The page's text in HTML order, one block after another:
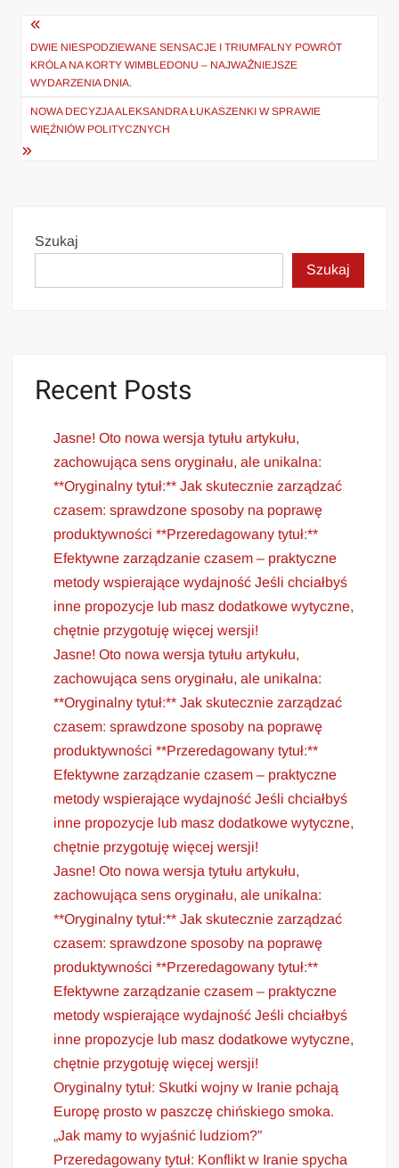
Nawigacja
wpisu
DWIE NIESPODZIEWANE SENSACJE I TRIUMFALNY POWRÓT
KRÓLA NA KORTY WIMBLEDONU – NAJWAŻNIEJSZE
WYDARZENIA DNIA.
NOWA DECYZJA ALEKSANDRA ŁUKASZENKI W SPRAWIE
WIĘŹNIÓW POLITYCZNYCH
Szukaj
Szukaj
Recent Posts
Jasne! Oto nowa wersja tytułu artykułu,
zachowująca sens oryginału, ale unikalna:
**Oryginalny tytuł:** Jak skutecznie zarządzać
czasem: sprawdzone sposoby na poprawę
produktywności **Przeredagowany tytuł:**
Efektywne zarządzanie czasem – praktyczne
metody wspierające wydajność Jeśli chciałbyś
inne propozycje lub masz dodatkowe wytyczne,
chętnie przygotuję więcej wersji!
Jasne! Oto nowa wersja tytułu artykułu,
zachowująca sens oryginału, ale unikalna:
**Oryginalny tytuł:** Jak skutecznie zarządzać
czasem: sprawdzone sposoby na poprawę
produktywności **Przeredagowany tytuł:**
Efektywne zarządzanie czasem – praktyczne
metody wspierające wydajność Jeśli chciałbyś
inne propozycje lub masz dodatkowe wytyczne,
chętnie przygotuję więcej wersji!
Jasne! Oto nowa wersja tytułu artykułu,
zachowująca sens oryginału, ale unikalna:
**Oryginalny tytuł:** Jak skutecznie zarządzać
czasem: sprawdzone sposoby na poprawę
produktywności **Przeredagowany tytuł:**
Efektywne zarządzanie czasem – praktyczne
metody wspierające wydajność Jeśli chciałbyś
inne propozycje lub masz dodatkowe wytyczne,
chętnie przygotuję więcej wersji!
Oryginalny tytuł: Skutki wojny w Iranie pchają
Europę prosto w paszczę chińskiego smoka.
„Jak mamy to wyjaśnić ludziom?”
Przeredagowany tytuł: Konflikt w Iranie spycha